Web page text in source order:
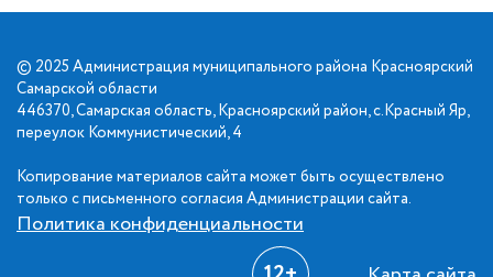
© 2025 Администрация муниципального района Красноярский
Самарской области
446370, Самарская область, Красноярский район, с.Красный Яр,
переулок Коммунистический, 4
Копирование материалов сайта может быть осуществлено
только с письменного согласия Администрации сайта.
Политика конфиденциальности